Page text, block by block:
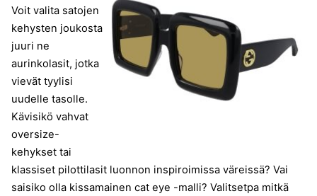
Voit valita satojen
kehysten joukosta
juuri ne
aurinkolasit, jotka
vievät tyylisi
uudelle tasolle.
Kävisikö vahvat
oversize-
kehykset tai
klassiset pilottilasit luonnon inspiroimissa väreissä? Vai
saisiko olla kissamainen cat eye -malli? Valitsetpa mitkä